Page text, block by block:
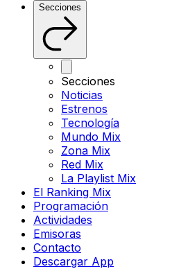
Secciones
Secciones
Noticias
Estrenos
Tecnología
Mundo Mix
Zona Mix
Red Mix
La Playlist Mix
El Ranking Mix
Programación
Actividades
Emisoras
Contacto
Descargar App